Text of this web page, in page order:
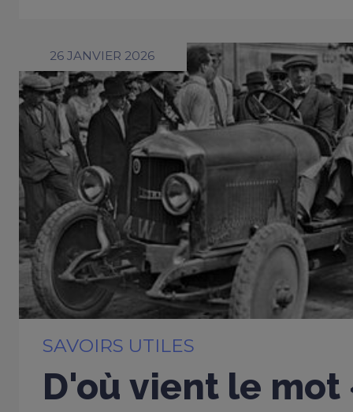
26 JANVIER 2026
SAVOIRS UTILES
D'où vient le